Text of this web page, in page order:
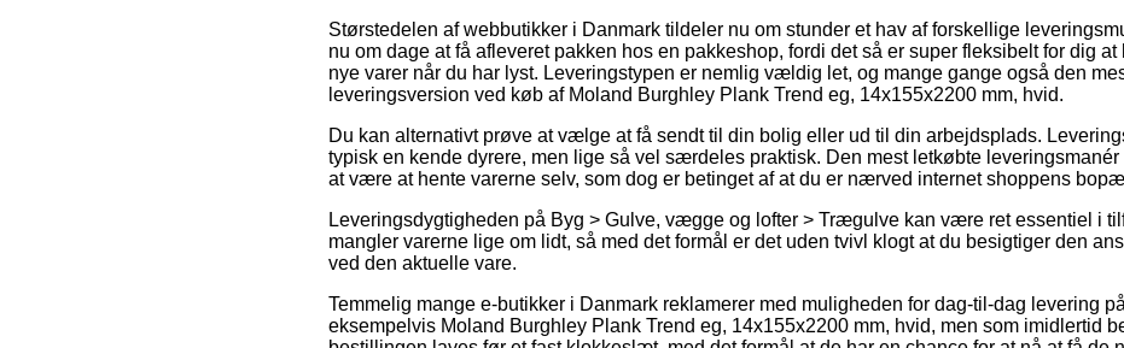
Størstedelen af webbutikker i Danmark tildeler nu om stunder et hav af forskellige
nu om dage at få afleveret pakken hos en pakkeshop, fordi det så er super fleksibelt for dig
nye varer når du har lyst. Leveringstypen er nemlig vældig let, og mange gange også den
leveringsversion ved køb af Moland Burghley Plank Trend eg, 14x155x2200 mm, hvid.
Du kan alternativt prøve at vælge at få sendt til din bolig eller ud til din arbejdsplads.
typisk en kende dyrere, men lige så vel særdeles praktisk. Den mest letkøbte
at være at hente varerne selv, som dog er betinget af at du er nærved internet shoppens
Leveringsdygtigheden på Byg > Gulve, vægge og lofter > Trægulve kan være ret essentiel i
mangler varerne lige om lidt, så med det formål er det uden tvivl klogt at du besigtiger den
ved den aktuelle vare.
Temmelig mange e-butikker i Danmark reklamerer med muligheden for dag-til-dag levering
eksempelvis Moland Burghley Plank Trend eg, 14x155x2200 mm, hvid, men som imidlertid